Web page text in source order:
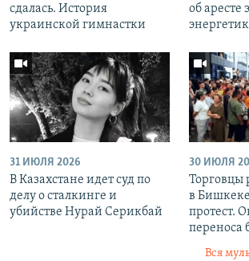
сдалась. История
украинской гимнастки
об аресте
31 ИЮЛЯ 2026
В Казахстане идет суд по
делу о сталкинге и
убийстве Нурай Серикбай
30 ИЮЛЯ
в
протест.
переноса
Вся